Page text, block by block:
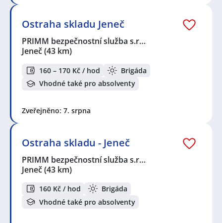
Ostraha skladu Jeneč
PRIMM bezpečnostní služba s.r…
Jeneč(43 km)
160 – 170 Kč / hod
Brigáda
Vhodné také pro absolventy
Zveřejněno: 7. srpna
Ostraha skladu - Jeneč
PRIMM bezpečnostní služba s.r…
Jeneč(43 km)
160 Kč / hod
Brigáda
Vhodné také pro absolventy